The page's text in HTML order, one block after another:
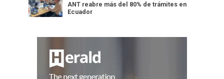
ANT reabre más del 80% de trámites en
Ecuador